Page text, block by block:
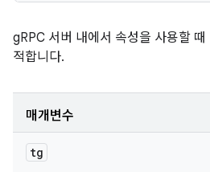
gRPC 서버 내에서 속성을 사용할
적합니다.
매개변수
tg